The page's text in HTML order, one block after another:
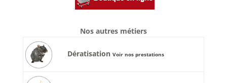
Nos autres métiers
Dératisation Voir nos prestations